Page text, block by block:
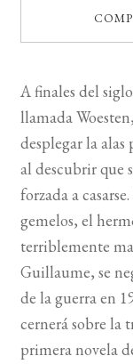
A finales del
llamada
desplegar la alas
al descubrir que
forzada a
gemelos, el
terriblemente
Guillaume, se
de la guerra en
cernerá sobre la
primera novela